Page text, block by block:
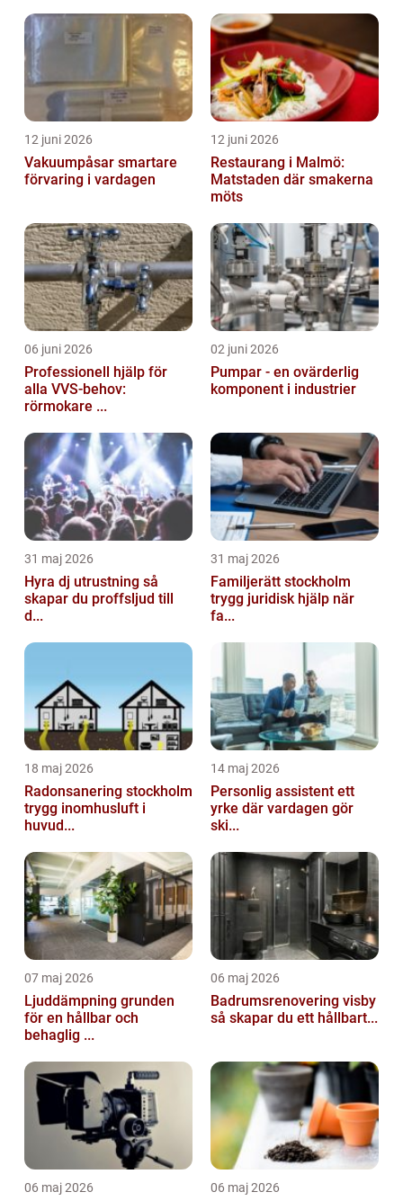
12 juni 2026
Vakuumpåsar smartare
förvaring i vardagen
12 juni 2026
Restaurang i Malmö:
Matstaden där smakerna
möts
06 juni 2026
Professionell hjälp för
alla VVS-behov:
rörmokare ...
02 juni 2026
Pumpar - en ovärderlig
komponent i industrier
31 maj 2026
Hyra dj utrustning så
skapar du proffsljud till
d...
31 maj 2026
Familjerätt stockholm
trygg juridisk hjälp när
fa...
18 maj 2026
Radonsanering stockholm
trygg inomhusluft i
huvud...
14 maj 2026
Personlig assistent ett
yrke där vardagen gör
ski...
07 maj 2026
Ljuddämpning grunden
för en hållbar och
behaglig ...
06 maj 2026
Badrumsrenovering visby
så skapar du ett hållbart...
06 maj 2026 06 maj 2026